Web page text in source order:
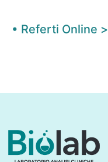
• Referti Online >